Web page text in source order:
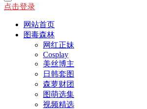
点击登录
网站首页
图毒森林
网红正妹
Cosplay
美丝博主
日韩套图
森萝财团
图萌选集
视频精选